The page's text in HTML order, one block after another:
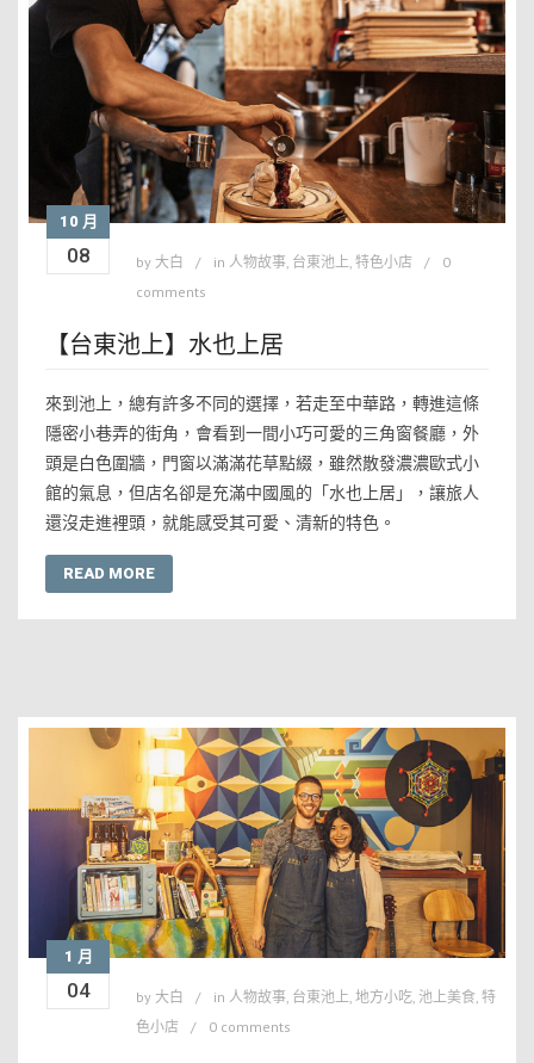
10 月
08 by 大白 in 人物故事, 台東池上, 特色小店
0
comments
【台東池上】水也上居
來到池上，總有許多不同的選擇，若走至中華路，轉進這條
隱密小巷弄的街角，會看到一間小巧可愛的三角窗餐廳，外
頭是白色圍牆，門窗以滿滿花草點綴，雖然散發濃濃歐式小
館的氣息，但店名卻是充滿中國風的「水也上居」，讓旅人
還沒走進裡頭，就能感受其可愛、清新的特色。
READ MORE
1 月
04 by 大白 in 人物故事 台東池上 地方小吃 池上美食 特
色小店
0 comments